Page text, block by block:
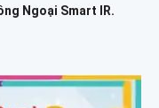
Ngoại Smart IR.